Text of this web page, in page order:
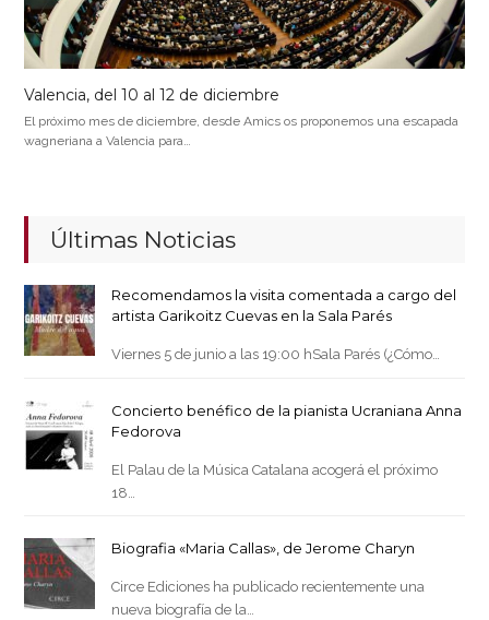
Valencia, del 10 al 12 de diciembre
El próximo mes de diciembre, desde Amics os proponemos una escapada
wagneriana a Valencia para…
Últimas Noticias
Recomendamos la visita comentada a cargo del
artista Garikoitz Cuevas en la Sala Parés
Viernes 5 de junio a las 19:00 hSala Parés (¿Cómo…
Concierto benéfico de la pianista Ucraniana Anna
Fedorova
El Palau de la Música Catalana acogerá el próximo
18…
Biografia «Maria Callas», de Jerome Charyn
Circe Ediciones ha publicado recientemente una
nueva biografía de la…